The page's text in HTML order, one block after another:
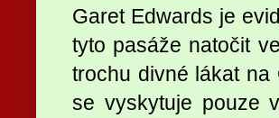
Garet Edwards je
tyto pasáže natočit
trochu divné lákat na
se vyskytuje pouze